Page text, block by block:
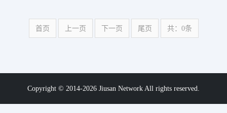
首页 上一页 下一页 尾页 共：0条
Copyright © 2014-2026 Jiusan Network All rights reserved.